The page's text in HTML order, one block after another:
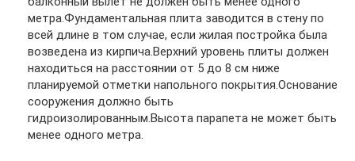
метра.Фундаментальная плита заводится в стену по
всей длине в том случае, если жилая постройка была
возведена из кирпича.Верхний уровень плиты должен
находиться на расстоянии от 5 до 8 см ниже
планируемой отметки напольного покрытия.Основание
сооружения должно быть
гидроизолированным.Высота парапета не может быть
менее одного метра.